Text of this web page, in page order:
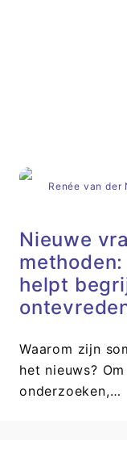
Renée van der
Nieuwe
helpt
Waarom zijn
het nieuws?
onderzoeken,…